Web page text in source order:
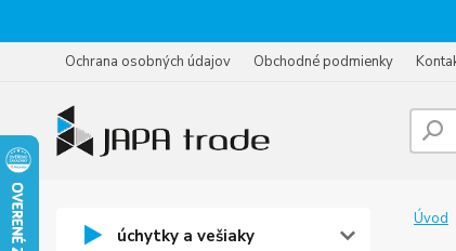
Ochrana osobných údajov Obchodné podmienky
úchytky a vešiaky
Úvod